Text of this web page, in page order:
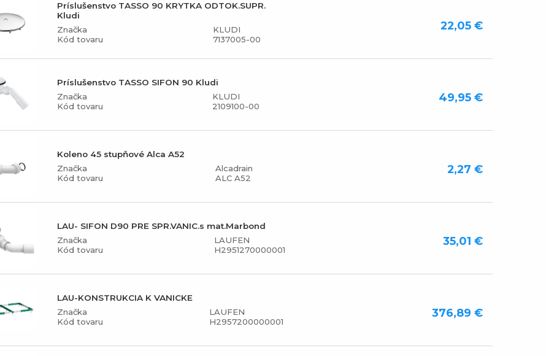
Príslušenstvo TASSO 90 KRYTKA ODTOK.SUPR.
Kludi
Značka
KLUDI
Kód tovaru
7137005-00
22,05 €
Príslušenstvo TASSO SIFON 90 Kludi
Značka
KLUDI
Kód tovaru
2109100-00
49,95 €
Koleno 45 stupňové Alca A52
Značka
Alcadrain
Kód tovaru
ALC A52
2,27 €
LAU- SIFON D90 PRE SPR.VANIC.s mat.Marbond
Značka
LAUFEN
Kód tovaru
H2951270000001
35,01 €
LAU-KONSTRUKCIA K VANICKE
Značka
LAUFEN
Kód tovaru
H2957200000001
376,89 €